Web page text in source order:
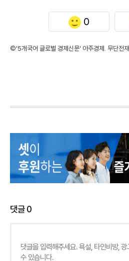
0
©'5개국어 글로벌 경제신문' 아주경제. 무단전재
댓글0